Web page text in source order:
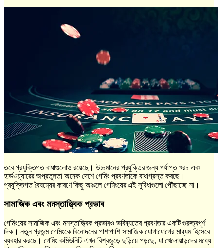
তবে প্রযুক্তিগত বাধাগুলোও রয়েছে। উচ্চমানের প্রযুক্তির জন্য পর্যাপ্ত খরচ এবং
হার্ডওয়্যারের অপ্রতুলতা অনেক দেশে গেমিং প্রবণতাকে বাধাগ্রস্ত করছে।
প্রযুক্তিগত বৈষম্যের কারণে কিছু অঞ্চলে গেমিংয়ের এই সুবিধাগুলো পৌঁছাচ্ছে না।
সামাজিক এবং মনস্তাত্ত্বিক প্রভাব
গেমিংয়ের সামাজিক এবং মনস্তাত্ত্বিক প্রভাবও ভবিষ্যতের প্রবণতার একটি গুরুত্বপূর্ণ
দিক। নতুন প্রজন্ম গেমিংকে বিনোদনের পাশাপাশি সামাজিক যোগাযোগের মাধ্যম হিসেবে
ব্যবহার করছে। গেমিং কমিউনিটি এখন বিশ্বজুড়ে ছড়িয়ে পড়ছে, যা খেলোয়াড়দের মধ্যে